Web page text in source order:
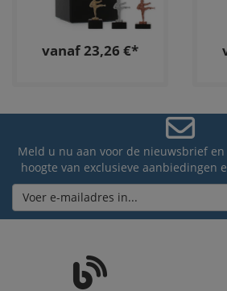
vanaf 23,26 €*
Meld u nu aan voor de nieuwsbrief
hoogte van exclusieve aanbiedingen
Voer e-mailadres in...